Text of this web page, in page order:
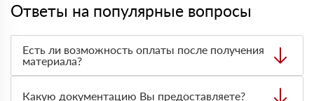
Ответы на популярные вопросы
Есть ли возможность оплаты после получения
материала?
оплата по факту получения товара. При этом, если
Какую документацию Вы предоставляете?